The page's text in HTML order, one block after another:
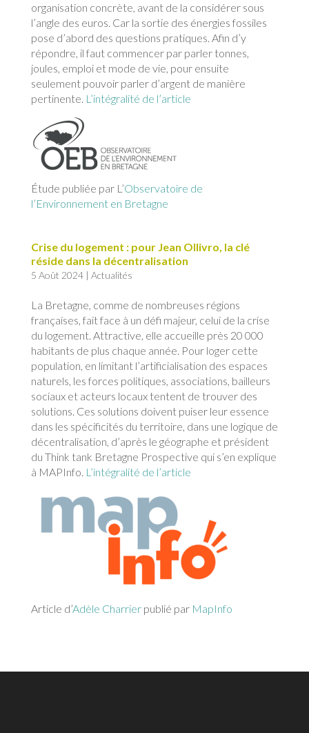
organisation concrète, avant de la considérer sous
l’angle des euros. Car la sortie des énergies fossiles
pose d’abord des questions pratiques. Afin d’y
répondre, il faut commencer par parler tonnes,
joules, emploi et mode de vie, pour ensuite
seulement pouvoir parler d’argent de manière
pertinente. L’intégralité de l’article
Étude publiée par L’Observatoire de
l’Environnement en Bretagne
Crise du logement : pour Jean Ollivro, la clé
réside dans la décentralisation
5 Août 2024| Actualités
La Bretagne, comme de nombreuses régions
françaises, fait face à un défi majeur, celui de la crise
du logement. Attractive, elle accueille près 20 000
habitants de plus chaque année. Pour loger cette
population, en limitant l’artificialisation des espaces
naturels, les forces politiques, associations, bailleurs
sociaux et acteurs locaux tentent de trouver des
solutions. Ces solutions doivent puiser leur essence
dans les spécificités du territoire, dans une logique de
décentralisation, d’après le géographe et président
du Think tank Bretagne Prospective qui s’en explique
à MAPInfo. L’intégralité de l’article
Article d’Adèle Charrierpublié par MapInfo